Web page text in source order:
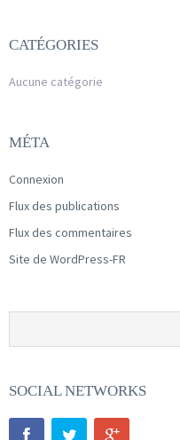
CATÉGORIES
Aucune catégorie
MÉTA
Connexion
Flux des publications
Flux des commentaires
Site de WordPress-FR
SOCIAL NETWORKS